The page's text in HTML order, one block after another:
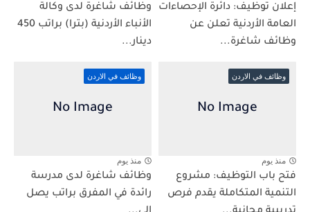
إعلان توظيف: دائرة الإحصاءات
العامة الأردنية تعلن عن
وظائف شاغرة...
وظائف شاغرة لدى وكالة
الأنباء الأردنية (بترا) براتب 450
دينار...
وظائف في الاردن
منذ يوم
فتح باب التوظيف: مشروع
التنمية المتكاملة يقدم فرص
وظائف في الاردن
منذ يوم
وظائف شاغرة لدى مدرسة
رائدة في المفرق براتب يصل